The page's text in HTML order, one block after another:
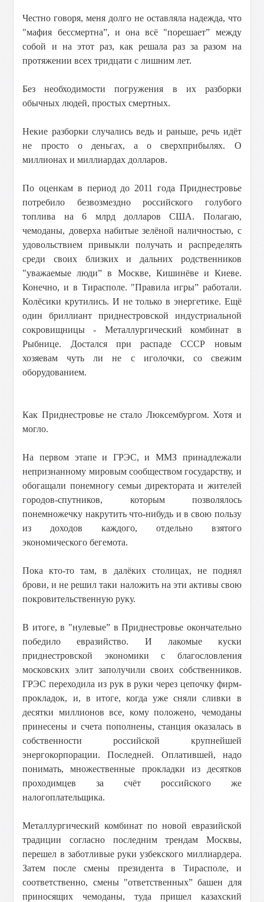
Честно говоря, меня долго не оставляла надежда, что
"мафия бессмертна”, и она всё "порешает” между
собой и на этот раз, как решала раз за разом на
протяжении всех тридцати с лишним лет.
Без необходимости погружения в их разборки
обычных людей, простых смертных.
Некие разборки случались ведь и раньше, речь идёт
не просто о деньгах, а о сверхприбылях. О
миллионах и миллиардах долларов.
По оценкам в период до 2011 года Приднестровье
потребило безвозмездно российского голубого
топлива на 6 млрд долларов США. Полагаю,
чемоданы, доверха набитые зелёной наличностью, с
удовольствием привыкли получать и распределять
среди своих близких и дальних родственников
"уважаемые люди” в Москве, Кишинёве и Киеве.
Конечно, и в Тирасполе. "Правила игры” работали.
Колёсики крутились. И не только в энергетике. Ещё
один бриллиант приднестровской индустриальной
сокровищницы - Металлургический комбинат в
Рыбнице. Достался при распаде СССР новым
хозяевам чуть ли не с иголочки, со свежим
оборудованием.
Как Приднестровье не стало Люксембургом. Хотя и
могло.
На первом этапе и ГРЭС, и ММЗ принадлежали
непризнанному мировым сообществом государству, и
обогащали понемногу семьи директората и жителей
городов-спутников, которым позволялось
понемножечку накрутить что-нибудь и в свою пользу
из доходов каждого, отдельно взятого
экономического бегемота.
Пока кто-то там, в далёких столицах, не поднял
брови, и не решил таки наложить на эти активы свою
покровительственную руку.
В итоге, в "нулевые” в Приднестровье окончательно
победило евразийство. И лакомые куски
приднестровской экономики с благословления
московских элит заполучили своих собственников.
ГРЭС переходила из рук в руки через цепочку фирм-
прокладок, и, в итоге, когда уже сняли сливки в
десятки миллионов все, кому положено, чемоданы
принесены и счета пополнены, станция оказалась в
собственности российской крупнейшей
энергокорпорации. Последней. Оплатившей, надо
понимать, множественные прокладки из десятков
проходимцев за счёт российского же
налогоплательщика.
Металлургический комбинат по новой евразийской
традиции согласно последним трендам Москвы,
перешел в заботливые руки узбекского миллиардера.
Затем после смены президента в Тирасполе, и
соответственно, смены "ответственных” башен для
приносящих чемоданы, туда пришел казахский